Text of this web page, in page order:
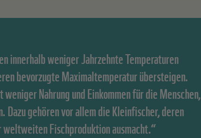
innerhalb weniger Jahrzehnte Temperaturen
bevorzugte Maximaltemperatur übersteigen.
Nahrung und Einkommen für die Menschen,
Dazu gehören vor allem die Kleinfischer, deren
Fischproduktion ausmacht.“